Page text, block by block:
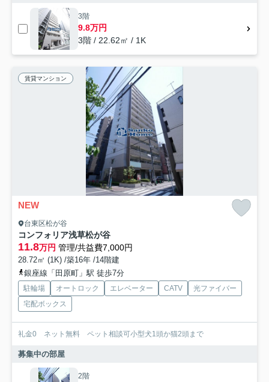
3階
9.8万円
3階 / 22.62㎡ / 1K
賃貸マンション
NEW
台東区松が谷
コンフォリア浅草松が谷
11.8万円 管理/共益費7,000円
28.72㎡ (1K) /築16年 /14階建
銀座線「田原町」駅 徒歩7分
駐輪場 オートロック エレベーター CATV
光ファイバー
宅配ボックス
礼金0 ネット無料 ペット相談可小型犬1頭か猫2頭まで
募集中の部屋
2階